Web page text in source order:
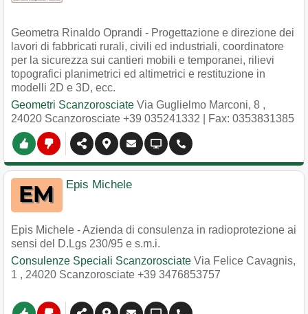
Geometra Rinaldo Oprandi - Progettazione e direzione dei
lavori di fabbricati rurali, civili ed industriali, coordinatore
per la sicurezza sui cantieri mobili e temporanei, rilievi
topografici planimetrici ed altimetrici e restituzione in
modelli 2D e 3D, ecc.
Geometri Scanzorosciate Via Guglielmo Marconi, 8 ,
24020 Scanzorosciate +39 035241332 | Fax: 0353831385
Epis Michele
Epis Michele - Azienda di consulenza in radioprotezione ai
sensi del D.Lgs 230/95 e s.m.i.
Consulenze Speciali Scanzorosciate Via Felice Cavagnis,
1 , 24020 Scanzorosciate +39 3476853757